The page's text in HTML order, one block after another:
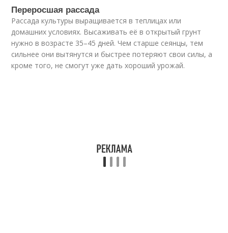
Переросшая рассада
Рассада культуры выращивается в теплицах или
домашних условиях. Высаживать её в открытый грунт
нужно в возрасте 35–45 дней. Чем старше сеянцы, тем
сильнее они вытянутся и быстрее потеряют свои силы, а
кроме того, не смогут уже дать хороший урожай.